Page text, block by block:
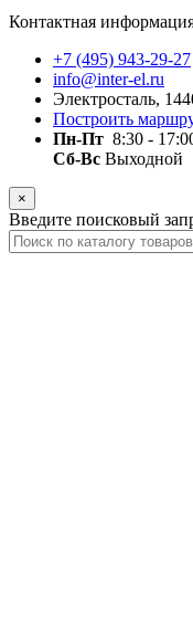
Контактная
+7 (495) 943-29-27
info@inter-el.ru
Электросталь,
Построить
Пн-Пт 8:30 -
Сб-Вс Выходной
×
Введите поисковый